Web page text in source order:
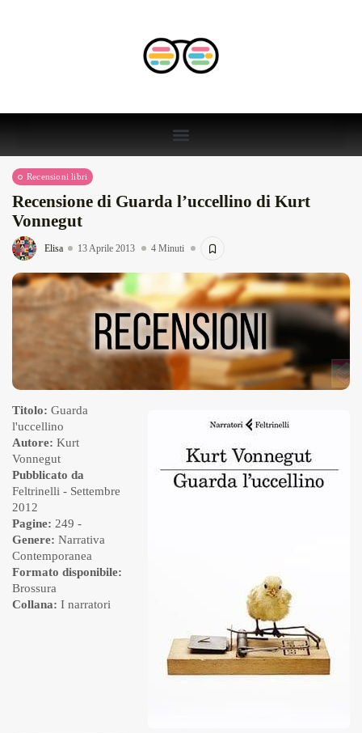
Recensioni libri
Recensione di Guarda l’uccellino di Kurt
Vonnegut
Elisa 13 Aprile 2013 4 Minuti
Titolo: Guarda
l'uccellino
Autore: Kurt
Vonnegut
Pubblicato da
Feltrinelli - Settembre
2012
Pagine: 249 -
Genere: Narrativa
Contemporanea
Formato disponibile:
Brossura
Collana: I narratori